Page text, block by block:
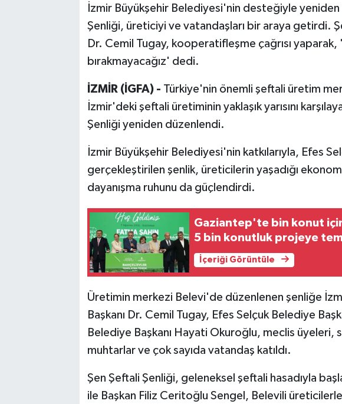
İzmir Büyükşehir Belediyesi'nin desteğiyle
Şenliği, üreticiyi ve vatandaşları bir araya getirdi.
Dr. Cemil Tugay, kooperatifleşme çağrısı yaparak,
bırakmayacağız' dedi.
İZMİR (İGFA) - Türkiye'nin önemli şeftali üretim
İzmir'deki şeftali üretiminin yaklaşık yarısını
Şenliği yeniden düzenlendi.
İzmir Büyükşehir Belediyesi'nin katkılarıyla, Efes
gerçekleştirilen şenlik, üreticilerin yaşadığı
dayanışma ruhunu da güçlendirdi.
Gaziantep'te bin konut
5 bin konutluk projeye
İçeriği Görüntüle
Üretimin merkezi Belevi'de düzenlenen şenliğe
Başkanı Dr. Cemil Tugay, Efes Selçuk Belediye
Belediye Başkanı Hayati Okuroğlu, meclis üyeleri,
muhtarlar ve çok sayıda vatandaş katıldı.
Şen Şeftali Şenliği, geleneksel şeftali hasadıyla
ile Başkan Filiz Ceritoğlu Sengel, Belevili